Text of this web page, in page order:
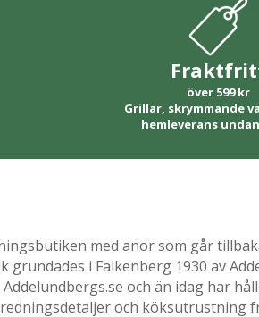
över 599 kr
Grillar, skrymmande
hemleverans
med anor som går
grundades i Falkenberg 1930 av
och än idag har
och köksutrustning